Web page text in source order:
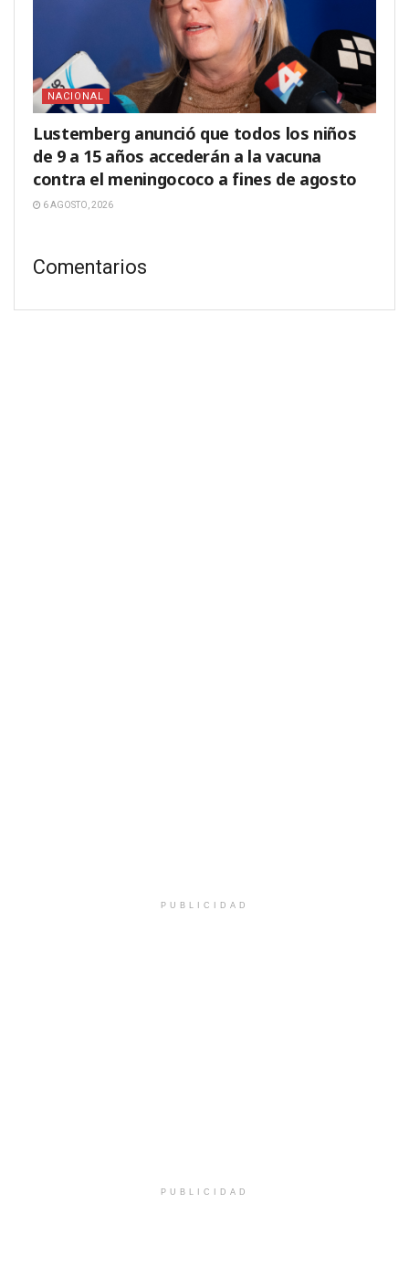
NACIONAL
Lustemberg anunció que todos los niños
de 9 a 15 años accederán a la vacuna
contra el meningococo a fines de agosto
6 AGOSTO, 2026
Comentarios
PUBLICIDAD
PUBLICIDAD